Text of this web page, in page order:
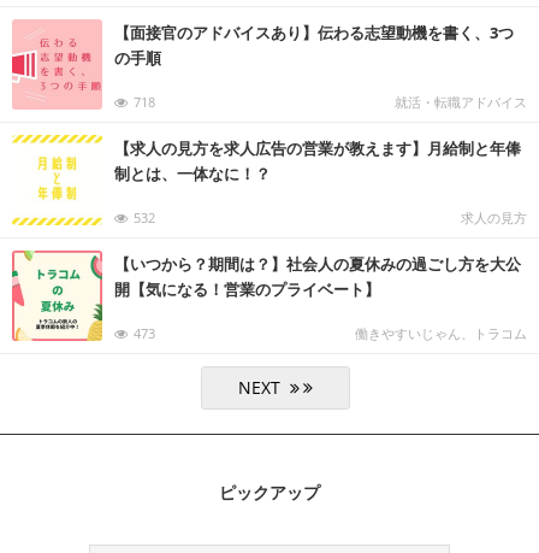
【面接官のアドバイスあり】伝わる志望動機を書く、3つ
の手順
718 就活・転職アドバイス
【求人の見方を求人広告の営業が教えます】月給制と年俸
制とは、一体なに！？
532 求人の見方
【いつから？期間は？】社会人の夏休みの過ごし方を大公
開【気になる！営業のプライベート】
473 働きやすいじゃん、トラコム
ピックアップ